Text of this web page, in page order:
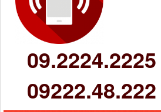
09.2224.2225
09222.48.222